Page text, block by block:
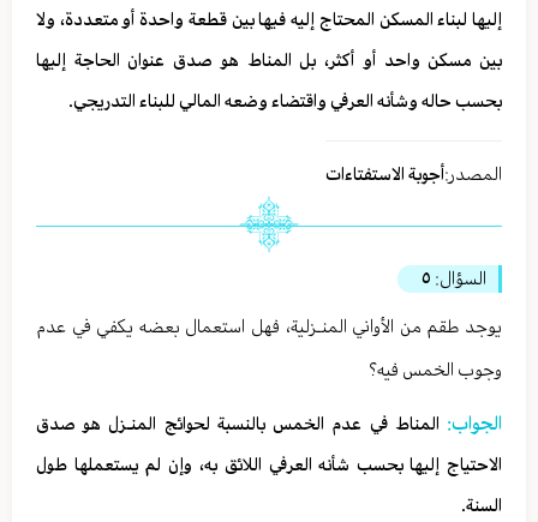
إليها لبناء المسكن المحتاج إليه فيها بين قطعة واحدة أو متعددة، ولا
بين مسكن واحد أو أكثر، بل المناط هو صدق عنوان الحاجة إليها
بحسب حاله وشأنه العرفي واقتضاء وضعه المالي للبناء التدريجي.
المصدر:أجوبة الاستفتاءات
السؤال: ٥
يوجد طقم من الأواني المنـزلية، فهل استعمال بعضه يكفي في عدم
وجوب الخمس فيه؟
الجواب: المناط في عدم الخمس بالنسبة لحوائج المنـزل هو صدق
الاحتياج إليها بحسب شأنه العرفي اللائق به، وإن لم يستعملها طول
السنة.